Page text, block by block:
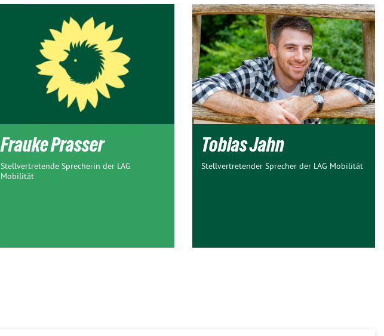
Frauke Prasser
Stellvertretende Sprecherin der LAG
Mobilität
Tobias Jahn
Stellvertretender Sprecher der LAG Mobilität